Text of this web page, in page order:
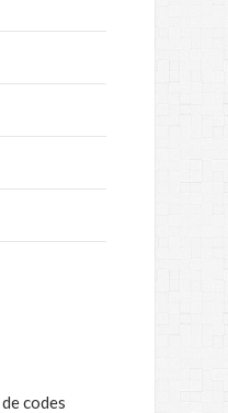
codes